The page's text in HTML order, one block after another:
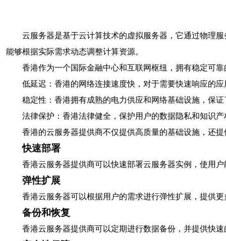
云服务器是基于云计算技术的虚拟服务器，它通过物理
能够根据实际需求动态调整计算资源。
香港作为一个国际金融中心和互联网枢纽，拥有稳定可
低延迟：香港的网络连接速度快，对于需要快速响应的
稳定性：香港拥有成熟的电力供应和网络基础设施，保
法律保护：香港法律健全，保护用户的数据隐私和知识产
香港的云服务器提供商不仅提供高质量的基础设施，还
快速部署
香港云服务器提供商可以快速部署云服务器实例，使用
弹性扩展
香港云服务器可以根据用户的需求进行弹性扩展，提供
备份和恢复
香港云服务器提供商可以定期进行数据备份，并提供快